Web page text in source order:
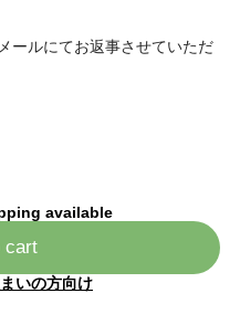
ールにてお返事させていただ
available
cart
いの方向け